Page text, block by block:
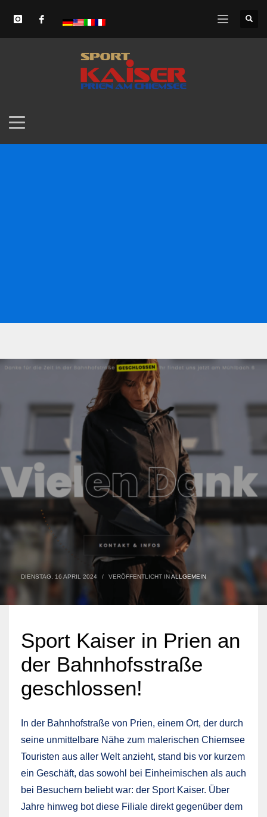
DIENSTAG, 16 APRIL 2024 / VERÖFFENTLICHT INALLGEMEIN
Sport Kaiser in Prien an
der Bahnhofsstraße
geschlossen!
In der Bahnhofstraße von Prien, einem Ort, der durch
seine unmittelbare Nähe zum malerischen Chiemsee
Touristen aus aller Welt anzieht, stand bis vor kurzem
ein Geschäft, das sowohl bei Einheimischen als auch
bei Besuchern beliebt war: der Sport Kaiser. Über
Jahre hinweg bot diese Filiale direkt gegenüber dem